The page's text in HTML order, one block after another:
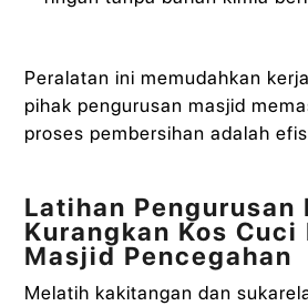
Peralatan ini memudahkan
pihak pengurusan masjid
proses pembersihan adalah
Latihan Pengurusan
Kurangkan Kos Cuci
Masjid Pencegahan
Melatih kakitangan dan